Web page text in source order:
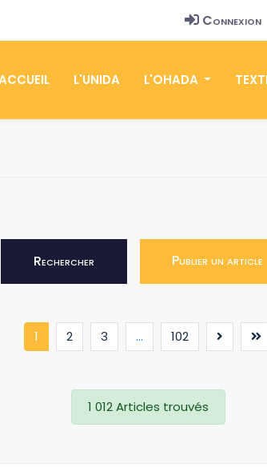
Connexion
L'UNIDA L'OHADA
Rechercher Publier un article
1 (current)
2 3 ... 102
1 012 Articles trouvés